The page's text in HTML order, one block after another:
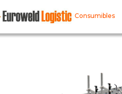
Consumibles